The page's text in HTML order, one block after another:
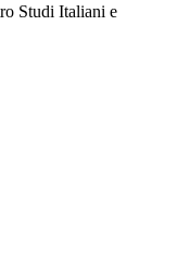
Studi Italiani e